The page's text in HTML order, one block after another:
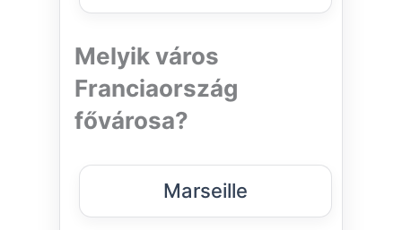
Melyik város
Franciaország
fővárosa?
Marseille